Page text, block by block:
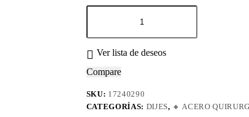
Dije
con
rosa
cantidad
Ver lista de deseos
Compare
SKU: 17240290
CATEGORÍAS: DIJES, 🔸​ ACERO